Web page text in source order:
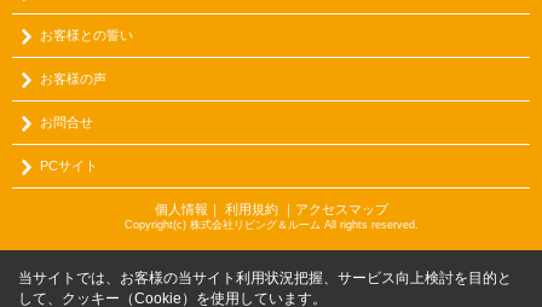
お客様との誓い
お客様の声
お問合せ
PCサイト
個人情報 ｜ 利用規約｜ アクセスマップ
Copyright(c) 株式会社リビング＆ルーム All rights reserved.
当サイトでは、お客様の当サイト利用状況把握、サービス向上検討を目的と
して、クッキー（Cookie）を使用しています。